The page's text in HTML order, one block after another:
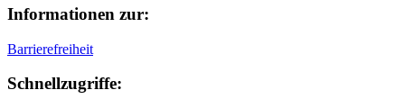
Informationen zur:
Barrierefreiheit
Schnellzugriffe: